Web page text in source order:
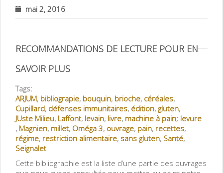
mai 2, 2016
RECOMMANDATIONS DE LECTURE POUR EN
SAVOIR PLUS
Tags:
ARJUM, bibliograpie, bouquin, brioche, céréales,
Cupillard, défenses immunitaires, édition, gluten,
JUste Milieu, Laffont, levain, livre, machine à pain; levure
, Magnien, millet, Oméga 3, ouvrage, pain, recettes,
régime, restriction alimentaire, sans gluten, Santé,
Seignalet
Cette bibliographie est la liste d’une partie des ouvrages